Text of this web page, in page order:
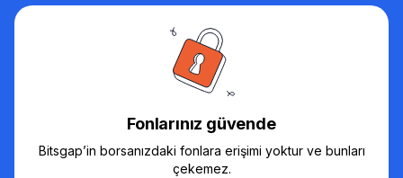
Fonlarınız güvende
Bitsgap’in borsanızdaki fonlara erişimi yoktur ve bunları
çekemez.